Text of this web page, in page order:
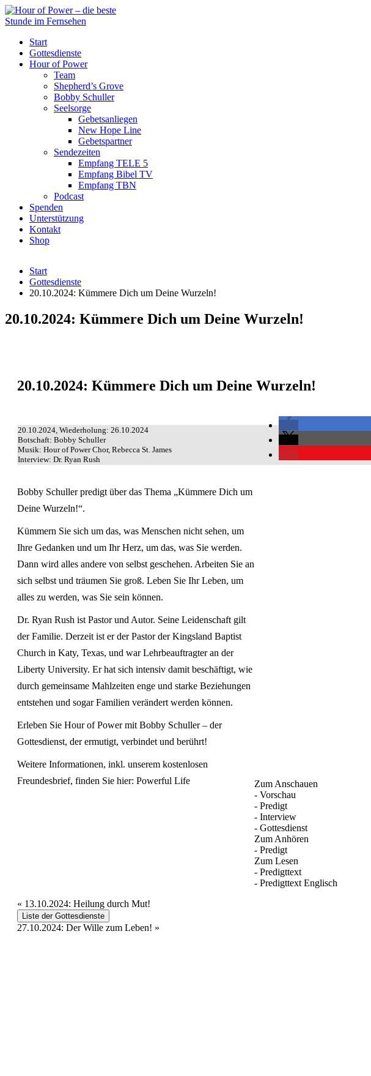
Start
Gottesdienste
Hour of Power
Team
Shepherd’s Grove
Bobby Schuller
Seelsorge
Gebetsanliegen
New Hope Line
Gebetspartner
Sendezeiten
Empfang TELE 5
Empfang Bibel TV
Empfang TBN
Podcast
Spenden
Unterstützung
Kontakt
Shop
Start
Gottesdienste
20.10.2024: Kümmere Dich um Deine Wurzeln!
20.10.2024: Kümmere Dich um Deine Wurzeln!
20.10.2024: Kümmere Dich um Deine Wurzeln!
Zum Anschauen
- Vorschau
- Predigt
- Interview
- Gottesdienst
Zum Anhören
- Predigt
Zum Lesen
- Predigttext
- Predigttext Englisch
20.10.2024, Wiederholung: 26.10.2024
Botschaft: Bobby Schuller
Musik: Hour of Power Chor, Rebecca St. James
Interview: Dr. Ryan Rush
Bobby Schuller predigt über das Thema „Kümmere Dich um
Deine Wurzeln!“.
Kümmern Sie sich um das, was Menschen nicht sehen, um
Ihre Gedanken und um Ihr Herz, um das, was Sie werden.
Dann wird alles andere von selbst geschehen. Arbeiten Sie an
sich selbst und träumen Sie groß. Leben Sie Ihr Leben, um
alles zu werden, was Sie sein können.
Dr. Ryan Rush ist Pastor und Autor. Seine Leidenschaft gilt
der Familie. Derzeit ist er der Pastor der Kingsland Baptist
Church in Katy, Texas, und war Lehrbeauftragter an der
Liberty University. Er hat sich intensiv damit beschäftigt, wie
durch gemeinsame Mahlzeiten enge und starke Beziehungen
entstehen und sogar Familien verändert werden können.
Erleben Sie Hour of Power mit Bobby Schuller – der
Gottesdienst, der ermutigt, verbindet und berührt!
Weitere Informationen, inkl. unserem kostenlosen
Freundesbrief, finden Sie hier: Powerful Life
« 13.10.2024: Heilung durch Mut!
Liste der Gottesdienste
27.10.2024: Der Wille zum Leben! »